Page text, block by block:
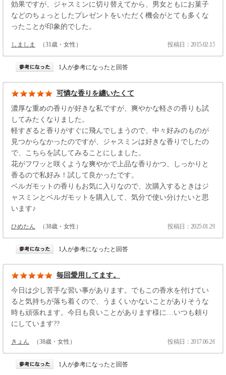
効果ですが、ジャスミンに切り替えてから、男女ともにお菓子
などのちょっとしたプレゼントをいただく機会がとても多くな
ったことが印象的でした。
しましま （31歳・女性） 投稿日：2015.02.15
1人が参考になったと回答
可憐な香りを纏いたくて
濃厚な重めの香りが好きな私ですが、爽やかな軽さの香りも試
してみたくなりました。
軽すぎると香りがすぐに飛んでしまうので、中々好みのものが
見つからなかったのですが、ジャスミンは好きな香りでしたの
で、こちらを試してみることにしました。
花がフワッと咲くような爽やかで上品な香りかつ、しっかりと
香るので私好み！試して良かったです。
ベルガモットの香りもお気に入りなので、次購入するときはジ
ャスミンとベルガモットを購入して、気分で使い分けたいと思
います♪
ひめたん （38歳・女性） 投稿日：2025.01.29
1人が参考になったと回答
毎回愛用してます。
今日は少し苦手な習い事があります。でもこの香水を付けてい
ると気持ちが落ち着くので、うまくいかないことがありそうな
時も頑張れます。今日も良いことがあります様に…いつも頼り
にしています??
きょん （38歳・女性） 投稿日：2017.06.26
1人が参考になったと回答